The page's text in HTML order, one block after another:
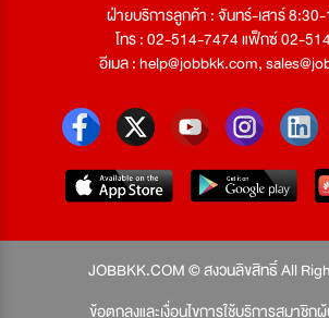
ฝ่ายบริการลูกค้า : จันทร์-เสาร์
โทร : 02-514-7474 แฟ็กซ์ 02-
อีเมล :help@jobbkk.com,
JOBBKK.COM © สงวนลิขสิทธิ์ All
ข้อตกลงและเงื่อนไขการใช้บริการสมาชิก